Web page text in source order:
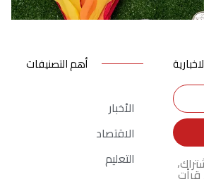
أهم التصنيفات
الأخبار
الاقتصاد
التعليم